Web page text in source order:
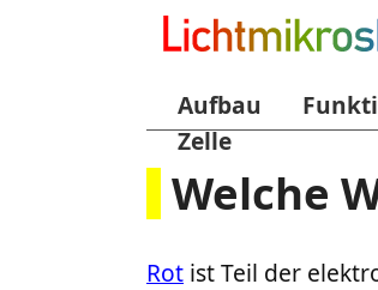
Aufbau
Zelle
Welche
Rot ist Teil der